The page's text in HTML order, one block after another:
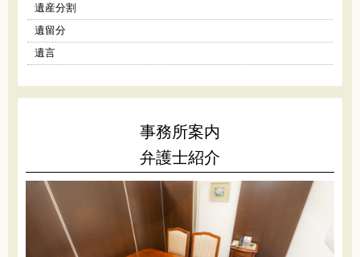
遺産分割
遺留分
遺言
事務所案内
弁護士紹介